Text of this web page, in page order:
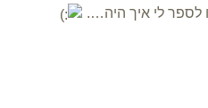
לספר לי איך היה….